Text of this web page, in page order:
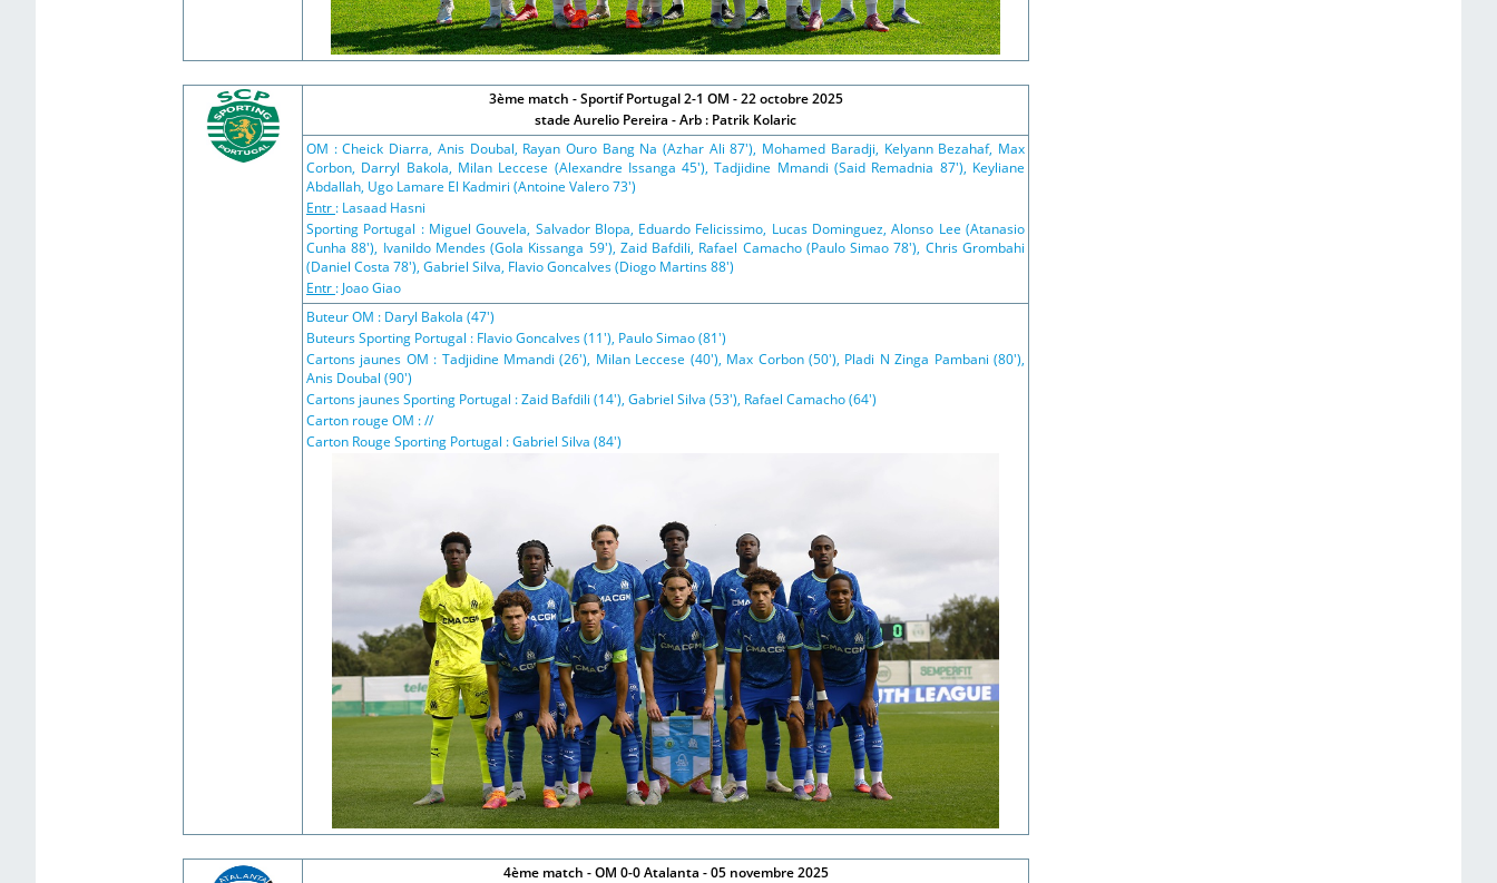
3ème match - Sportif Portugal 2-1 OM - 22 octobre 2025
stade Aurelio Pereira - Arb : Patrik Kolaric
OM : Cheick Diarra, Anis Doubal, Rayan Ouro Bang Na (Azhar Ali 87'), Mohamed Baradji, Kelyann Bezahaf, Max
Corbon, Darryl Bakola, Milan Leccese (Alexandre Issanga 45'), Tadjidine Mmandi (Said Remadnia 87'), Keyliane
Abdallah, Ugo Lamare El Kadmiri (Antoine Valero 73')
Entr : Lasaad Hasni
Sporting Portugal : Miguel Gouvela, Salvador Blopa, Eduardo Felicissimo, Lucas Dominguez, Alonso Lee (Atanasio
Cunha 88'), Ivanildo Mendes (Gola Kissanga 59'), Zaid Bafdili, Rafael Camacho (Paulo Simao 78'), Chris Grombahi
(Daniel Costa 78'), Gabriel Silva, Flavio Goncalves (Diogo Martins 88')
Entr : Joao Giao
Buteur OM : Daryl Bakola (47')
Buteurs Sporting Portugal : Flavio Goncalves (11'), Paulo Simao (81')
Cartons jaunes OM : Tadjidine Mmandi (26'), Milan Leccese (40'), Max Corbon (50'), Pladi N Zinga Pambani (80'),
Anis Doubal (90')
Cartons jaunes Sporting Portugal : Zaid Bafdili (14'), Gabriel Silva (53'), Rafael Camacho (64')
Carton rouge OM : //
Carton Rouge Sporting Portugal : Gabriel Silva (84')
4ème match - OM 0-0 Atalanta - 05 novembre 2025